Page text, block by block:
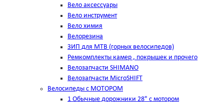
Вело аксессуары
Вело инструмент
Вело химия
Велорезина
ЗИП для MTB (горных велосипедов)
Ремкомплекты камер , покрышек и прочего
Велозапчасти SHIMANO
Велозапчасти MicroSHIFT
Велосипеды с МОТОРОМ
1 Обычные дорожники 28" с мотором